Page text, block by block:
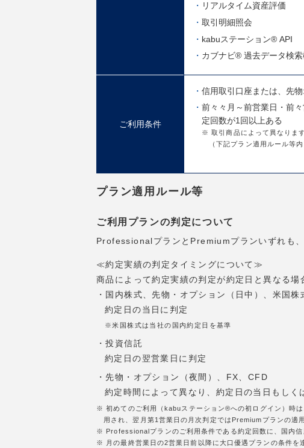
リアルタイム資産評価
取引明細照会
kabuステーション® API
カブナビ® 過去データ検
ご利用条件
信用取引口座または、先
前々々月～前営業日・前
定回数が1回以上ある
※ 取引商品によって異なりま
（下記プラン適用ルール等
プラン適用ルール等
ご利用プランの判定について
ProfessionalプランとPremiumプランいずれも
≪約定実績の判定タイミングについて≫
商品によって約定実績の判定が約定日と異なる場
・国内株式、先物・オプション（日中）、米国
約定日の当日に判定
※米国株式は当社の国内約定日を基準
・投資信託
約定日の翌営業日に判定
・先物・オプション（夜間）、FX、CFD
約定時間によって異なり、約定日の当日もしく
※ 初めてのご利用（kabuステーション®への初ログイン）時
用され、翌月第1営業日の月次判定ではPremiumプランの適
※ Professionalプランのご利用条件である約定回数に、国内信
※ 月の最終営業日の2営業日前以降に大口優遇プランの条件